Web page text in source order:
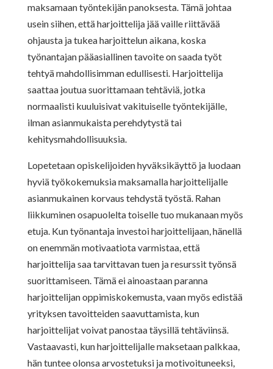
maksamaan työntekijän panoksesta. Tämä johtaa
usein siihen, että harjoittelija jää vaille riittävää
ohjausta ja tukea harjoittelun aikana, koska
työnantajan pääasiallinen tavoite on saada työt
tehtyä mahdollisimman edullisesti. Harjoittelija
saattaa joutua suorittamaan tehtäviä, jotka
normaalisti kuuluisivat vakituiselle työntekijälle,
ilman asianmukaista perehdytystä tai
kehitysmahdollisuuksia.
Lopetetaan opiskelijoiden hyväksikäyttö ja luodaan
hyviä työkokemuksia maksamalla harjoittelijalle
asianmukainen korvaus tehdystä työstä. Rahan
liikkuminen osapuolelta toiselle tuo mukanaan myös
etuja. Kun työnantaja investoi harjoittelijaan, hänellä
on enemmän motivaatiota varmistaa, että
harjoittelija saa tarvittavan tuen ja resurssit työnsä
suorittamiseen. Tämä ei ainoastaan paranna
harjoittelijan oppimiskokemusta, vaan myös edistää
yrityksen tavoitteiden saavuttamista, kun
harjoittelijat voivat panostaa täysillä tehtäviinsä.
Vastaavasti, kun harjoittelijalle maksetaan palkkaa,
hän tuntee olonsa arvostetuksi ja motivoituneeksi,